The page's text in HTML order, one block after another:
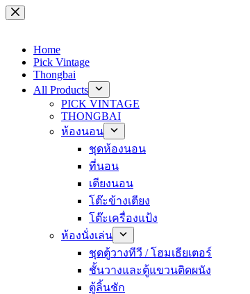
Skip
to
Home
Pick Vintage
Thongbai
All Products
PICK VINTAGE
THONGBAI
ห้องนอน
ชุดห้องนอน
ที่นอน
เตียงนอน
โต๊ะข้างเตียง
โต๊ะเครื่องแป้ง
ห้องนั่งเล่น
ชุดตู้วางทีวี / โฮมเธียเตอร์
ชั้นวางและตู้แขวนติดผนัง
ตู้ลิ้นชัก